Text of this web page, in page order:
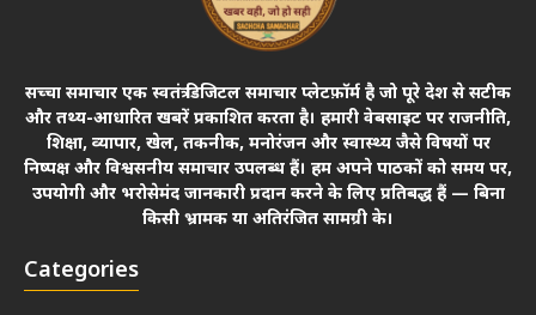
सच्चा समाचार एक स्वतंत्र डिजिटल समाचार प्लेटफ़ॉर्म है जो पूरे देश से सटीक
और तथ्य-आधारित खबरें प्रकाशित करता है। हमारी वेबसाइट पर राजनीति,
शिक्षा, व्यापार, खेल, तकनीक, मनोरंजन और स्वास्थ्य जैसे विषयों पर
निष्पक्ष और विश्वसनीय समाचार उपलब्ध हैं। हम अपने पाठकों को समय पर,
उपयोगी और भरोसेमंद जानकारी प्रदान करने के लिए प्रतिबद्ध हैं — बिना
किसी भ्रामक या अतिरंजित सामग्री के।
Categories